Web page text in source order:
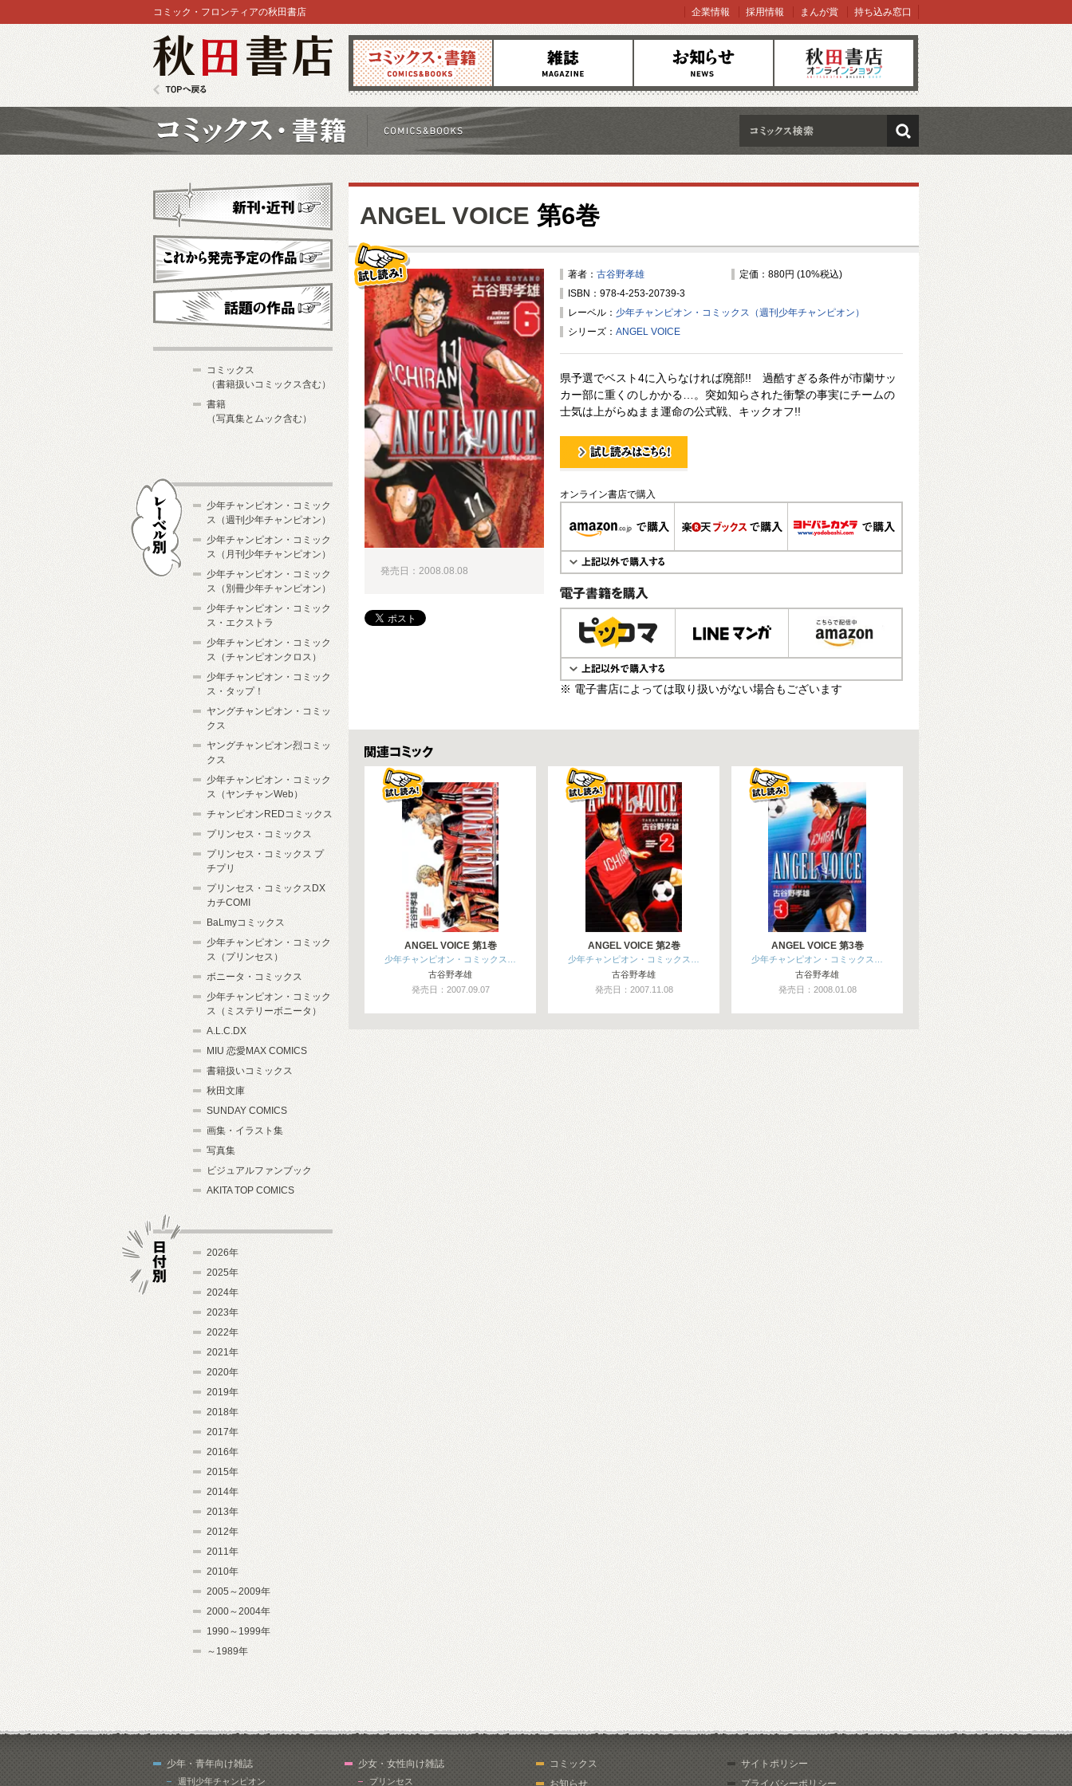
コミックス 雑誌 お知らせ オンラインショップ
コミック・フロンティアの秋田書店 企業情報 採用情報 まんが賞 持ち込み窓口
検索
ANGEL VOICE 第6巻
著者： 古谷野孝雄
定価：880円 (10%税込)
ISBN：978-4-253-20739-3
レーベル： 少年チャンピオン・コミックス（週刊少年チャンピオン）
シリーズ： ANGEL VOICE
県予選でベスト4に入らなければ廃部!! 過酷すぎる条件が市蘭サッ
カー部に重くのしかかる…。突如知らされた衝撃の事実にチームの
士気は上がらぬまま運命の公式戦、キックオフ!!
試し読み！
オンライン書店で購入
電子書籍で購入
※ 電子書店によっては取り扱いがない場合もございます
発売日：2008.08.08
関連コミックス
ANGEL VOICE 第1巻
少年チャンピオン・コミックス…
古谷野孝雄
発売日：2007.09.07
ANGEL VOICE 第2巻
少年チャンピオン・コミックス…
古谷野孝雄
発売日：2007.11.08
ANGEL VOICE 第3巻
少年チャンピオン・コミックス…
古谷野孝雄
発売日：2008.01.08
新刊・近刊
これから発売予定
コミックス
（書籍扱いコミックス含む）
書籍
（写真集とムック含む）
少年チャンピオン・コミック
ス（週刊少年チャンピオン）
少年チャンピオン・コミック
ス（月刊少年チャンピオン）
少年チャンピオン・コミック
ス（別冊少年チャンピオン）
少年チャンピオン・コミック
ス・エクストラ
少年チャンピオン・コミック
ス（チャンピオンクロス）
少年チャンピオン・コミック
ス・タップ！
ヤングチャンピオン・コミッ
クス
ヤングチャンピオン烈コミッ
クス
少年チャンピオン・コミック
ス（ヤンチャンWeb）
チャンピオンREDコミックス
プリンセス・コミックス
プリンセス・コミックス プ
チプリ
プリンセス・コミックスDX
カチCOMI
BaLmyコミックス
少年チャンピオン・コミック
ス（プリンセス）
ボニータ・コミックス
少年チャンピオン・コミック
ス（ミステリーボニータ）
A.L.C.DX
MIU 恋愛MAX COMICS
書籍扱いコミックス
秋田文庫
SUNDAY COMICS
画集・イラスト集
写真集
ビジュアルファンブック
AKITA TOP COMICS
2026年
2025年
2024年
2023年
2022年
2021年
2020年
2019年
2018年
2017年
2016年
2015年
2014年
2013年
2012年
2011年
2010年
2005～2009年
2000～2004年
1990～1999年
～1989年
少年・青年向け雑誌
週刊少年チャンピオン
少女・女性向け雑誌
プリンセス
コミックス
お知らせ
サイトポリシー
プライバシーポリシー